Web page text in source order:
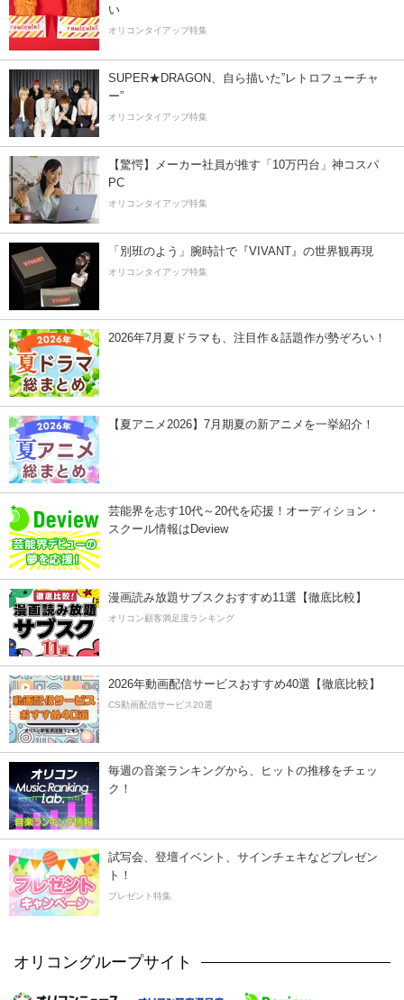
い
オリコンタイアップ特集
SUPER★DRAGON、自ら描いた”レトロフューチャ
ー”
オリコンタイアップ特集
【驚愕】メーカー社員が推す「10万円台」神コスパ
PC
オリコンタイアップ特集
「別班のよう」腕時計で『VIVANT』の世界観再現
オリコンタイアップ特集
2026年7月夏ドラマも、注目作＆話題作が勢ぞろい！
【夏アニメ2026】7月期夏の新アニメを一挙紹介！
芸能界を志す10代～20代を応援！オーディション・
スクール情報はDeview
漫画読み放題サブスクおすすめ11選【徹底比較】
オリコン顧客満足度ランキング
2026年動画配信サービスおすすめ40選【徹底比較】
CS動画配信サービス20選
毎週の音楽ランキングから、ヒットの推移をチェッ
ク！
試写会、登壇イベント、サインチェキなどプレゼン
ト！
プレゼント特集
オリコングループサイト